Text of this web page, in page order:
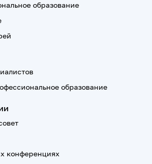
образование
образование
конференциях